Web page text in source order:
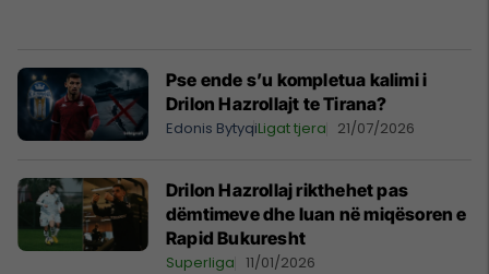
Pse ende s’u kompletua kalimi i
Drilon Hazrollajt te Tirana?
Edonis BytyqiLigat tjera 21/07/2026
Drilon Hazrollaj rikthehet pas
dëmtimeve dhe luan në miqësoren e
Rapid Bukuresht
Superliga 11/01/2026